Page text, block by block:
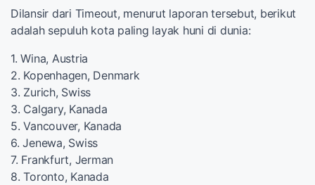
Dilansir dari Timeout, menurut laporan tersebut, berikut
adalah sepuluh kota paling layak huni di dunia:
1. Wina, Austria
2. Kopenhagen, Denmark
3. Zurich, Swiss
3. Calgary, Kanada
5. Vancouver, Kanada
6. Jenewa, Swiss
7. Frankfurt, Jerman
8. Toronto, Kanada